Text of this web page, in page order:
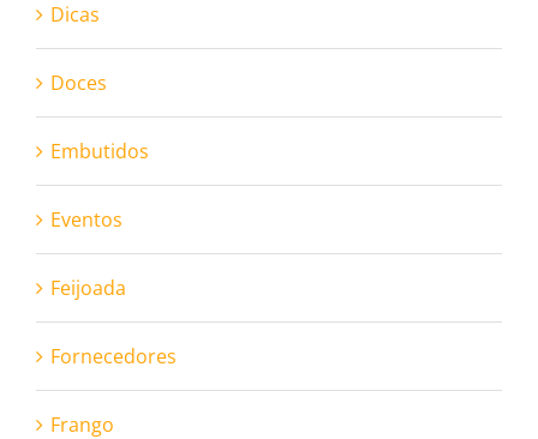
Dicas
Doces
Embutidos
Eventos
Feijoada
Fornecedores
Frango